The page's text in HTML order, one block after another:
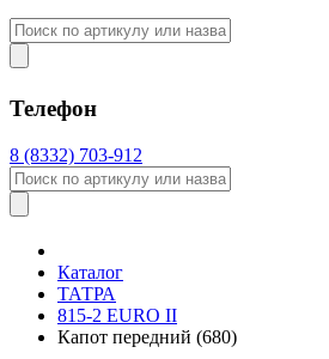
Телефон
8 (8332) 703-912
Каталог
ТАТРА
815-2 EURO II
Капот передний (680)